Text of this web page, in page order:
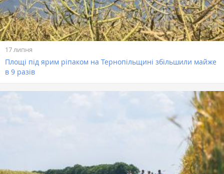
17 липня
Площі під ярим ріпаком на Тернопільщині збільшили майже
в 9 разів